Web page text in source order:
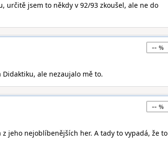
určitě jsem to někdy v 92/93 zkoušel, ale ne do
--
Didaktiku, ale nezaujalo mě to.
--
jeho nejoblíbenějších her. A tady to vypadá, že to